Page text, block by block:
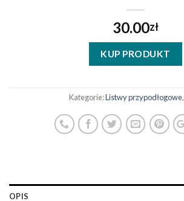
30.00zł
KUP PRODUKT
Kategorie:Listwy przypodłogowe,
OPIS